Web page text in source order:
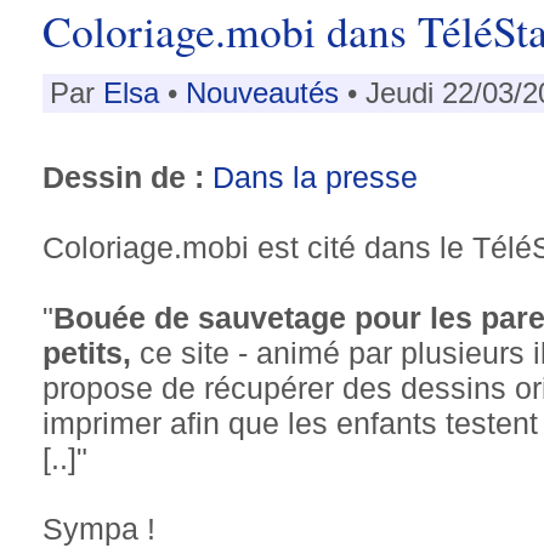
Coloriage.mobi dans
Par Elsa• Nouveautés • Jeudi 22/03/
Dessin de : Dans la presse
Coloriage.mobi est cité dans le
"Bouée de sauvetage pour les
petits, ce site - animé par plusieurs
propose de récupérer des dessins
imprimer afin que les enfants
[..]"
Sympa !